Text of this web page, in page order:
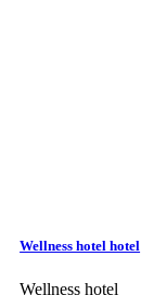
Wellness hotel hotel
Wellness hotel